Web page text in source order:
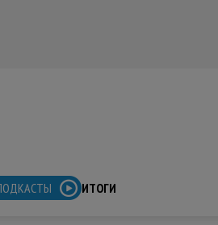
ИТОГИ